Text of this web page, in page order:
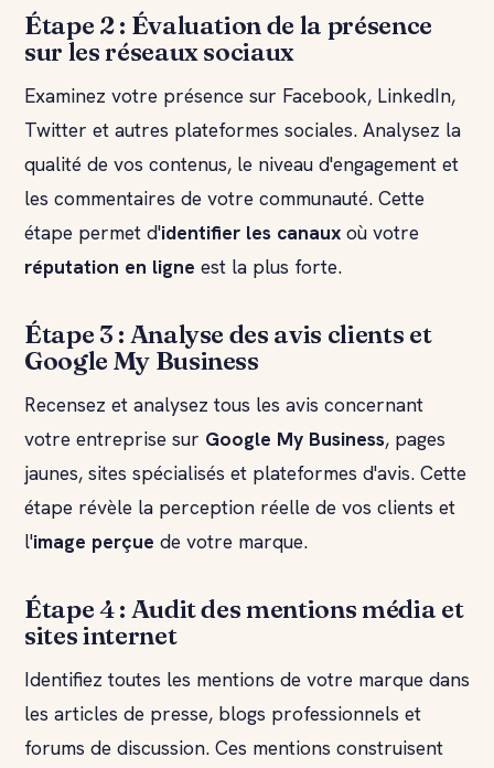
Étape 2 : Évaluation de la présence
sur les réseaux sociaux
Examinez votre présence sur Facebook, LinkedIn,
Twitter et autres plateformes sociales. Analysez la
qualité de vos contenus, le niveau d'engagement et
les commentaires de votre communauté. Cette
étape permet d'identifier les canaux où votre
réputation en ligne est la plus forte.
Étape 3 : Analyse des avis clients et
Google My Business
Recensez et analysez tous les avis concernant
votre entreprise sur Google My Business, pages
jaunes, sites spécialisés et plateformes d'avis. Cette
étape révèle la perception réelle de vos clients et
l'image perçue de votre marque.
Étape 4 : Audit des mentions média et
sites internet
Identifiez toutes les mentions de votre marque dans
les articles de presse, blogs professionnels et
forums de discussion. Ces mentions construisent